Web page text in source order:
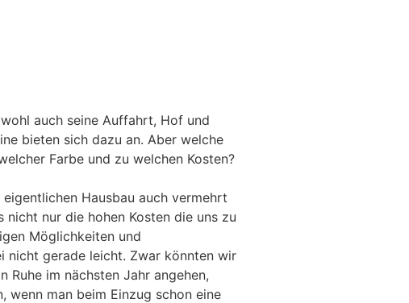
auch seine Auffahrt, Hof und
bieten sich dazu an. Aber welche
Farbe und zu welchen Kosten?
Hausbau auch vermehrt
nicht nur die hohen Kosten die uns zu
Möglichkeiten und
nicht gerade leicht. Zwar könnten wir
Ruhe im nächsten Jahr angehen,
wenn man beim Einzug schon eine